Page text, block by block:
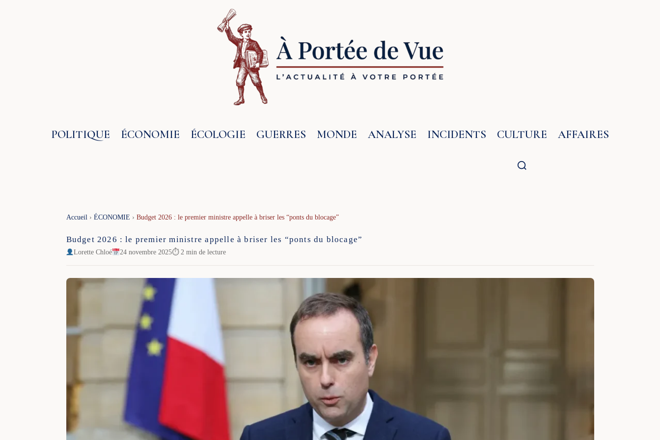
POLITIQUE ÉCONOMIE ÉCOLOGIE GUERRES MONDE ANALYSE INCIDENTS CULTURE AFFAIRES
Accueil › ÉCONOMIE › Budget 2026 : le premier ministre appelle à briser les “ponts du blocage”
Budget 2026 : le premier ministre appelle à briser les “ponts du blocage”
Lorette Chloé 24 novembre 2025⏱ 2 min de lecture